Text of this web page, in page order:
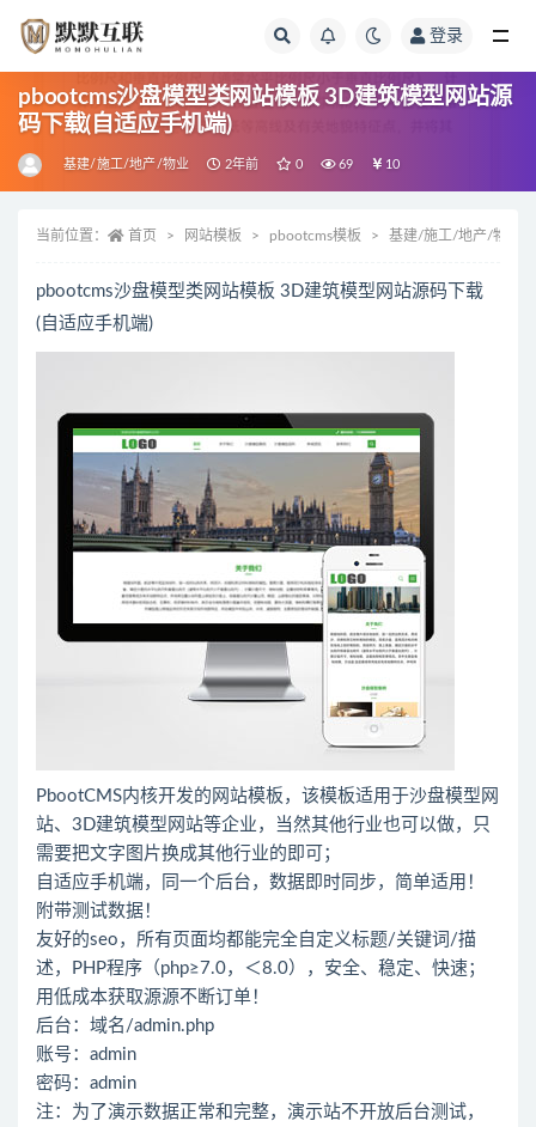
登录
pbootcms沙盘模型类网站模板 3D建筑模型网站源
码下载(自适应手机端)
基建/施工/地产/物业 2年前 0 69 10
当前位置： 首页 网站模板 pbootcms模板 基建/施工/地产/物业
pbootcms沙盘模型类网站模板 3D建筑模型网站源码下载
(自适应手机端)
PbootCMS内核开发的网站模板，该模板适用于沙盘模型网
站、3D建筑模型网站等企业，当然其他行业也可以做，只
需要把文字图片换成其他行业的即可；
自适应手机端，同一个后台，数据即时同步，简单适用！
附带测试数据！
友好的seo，所有页面均都能完全自定义标题/关键词/描
述，PHP程序（php≥7.0，＜8.0），安全、稳定、快速；
用低成本获取源源不断订单！
后台：域名/admin.php
账号：admin
密码：admin
注：为了演示数据正常和完整，演示站不开放后台测试，